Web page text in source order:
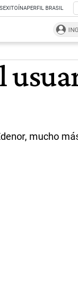
EXITOÍNAPERFIL BRASIL
mucho